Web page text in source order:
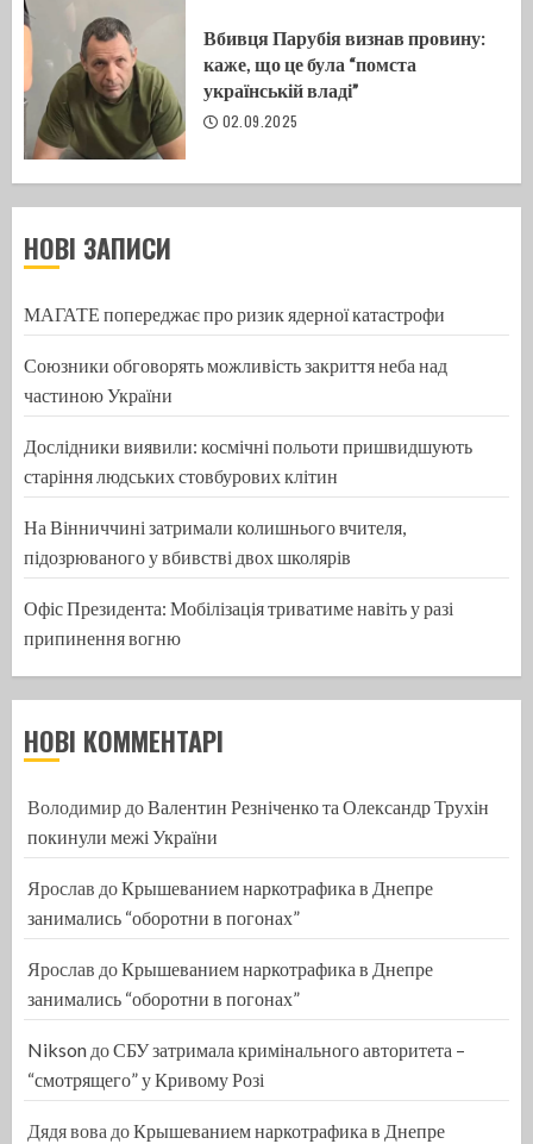
Вбивця Парубія визнав провину:
каже, що це була “помста
українській владі”
02.09.2025
НОВІ ЗАПИСИ
МАГАТЕ попереджає про ризик ядерної катастрофи
Союзники обговорять можливість закриття неба над
частиною України
Дослідники виявили: космічні польоти пришвидшують
старіння людських стовбурових клітин
На Вінниччині затримали колишнього вчителя,
підозрюваного у вбивстві двох школярів
Офіс Президента: Мобілізація триватиме навіть у разі
припинення вогню
НОВІ КОММЕНТАРІ
Володимир доВалентин Резніченко та Олександр Трухін
покинули межі України
Ярослав доКрышеванием наркотрафика в Днепре
занимались “оборотни в погонах”
Ярослав доКрышеванием наркотрафика в Днепре
занимались “оборотни в погонах”
Nikson доСБУ затримала кримінального авторитета –
“смотрящего” у Кривому Розі
Дядя вова доКрышеванием наркотрафика в Днепре